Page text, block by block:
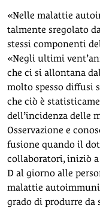
«Nelle malattie
talmente sregolato
stessi componenti
«Negli ultimi
che ci si allontana
molto spesso diffusi
che ciò è
dell’incidenza delle
Osservazione e
fusione quando il
collaboratori, iniziò a
D al giorno alle
malattie
grado di produrre da